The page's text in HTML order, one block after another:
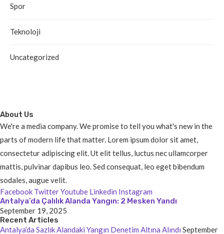
Spor
Teknoloji
Uncategorized
About Us
We're a media company. We promise to tell you what's new in the
parts of modern life that matter. Lorem ipsum dolor sit amet,
consectetur adipiscing elit. Ut elit tellus, luctus nec ullamcorper
mattis, pulvinar dapibus leo. Sed consequat, leo eget bibendum
sodales, augue velit.
Facebook TwitterYoutube Linkedin Instagram
Antalya’da Çalılık Alanda Yangın: 2 Mesken Yandı
September 19, 2025
Recent Articles
Antalya’da Sazlık Alandaki Yangın Denetim Altına Alındı September